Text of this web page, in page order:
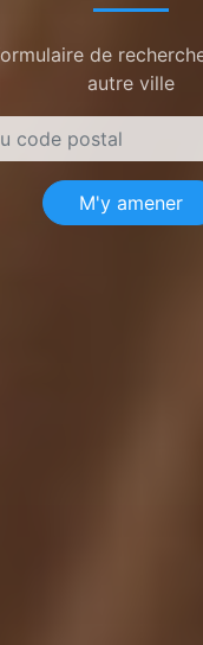
de
autre ville
M'y amener